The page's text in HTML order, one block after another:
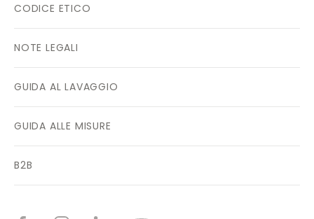
CODICE ETICO
NOTE LEGALI
GUIDA AL LAVAGGIO
GUIDA ALLE MISURE
B2B